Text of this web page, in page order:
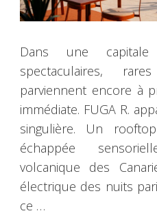
Dans une capitale
spectaculaires,
parviennent encore à
immédiate. FUGA R.
singulière. Un
échappée
volcanique des
électrique des nuits
ce …